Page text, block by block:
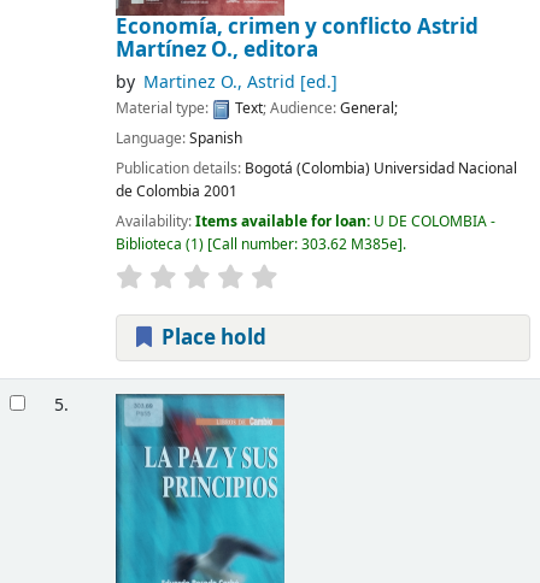
Economía, crimen y conflicto Astrid
Martínez O., editora
by Martinez O., Astrid [ed.]
Material type: Text; Audience:General;
Language:Spanish
Publication details: Bogotá (Colombia) Universidad Nacional
de Colombia 2001
Availability:Items available for loan: U DE COLOMBIA -
Biblioteca (1) Call number:303.62 M385e .
Place hold
5.